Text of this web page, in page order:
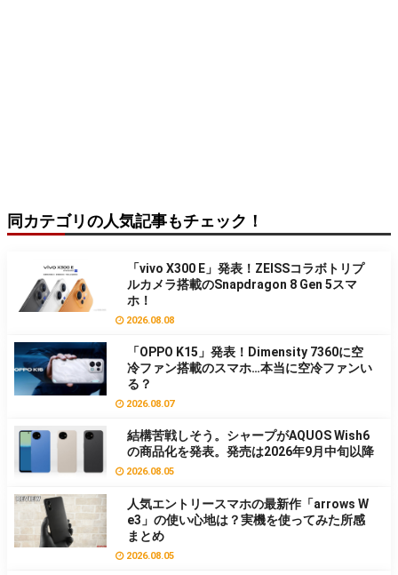
同カテゴリの人気記事もチェック！
「vivo X300 E」発表！ZEISSコラボトリプ
ルカメラ搭載のSnapdragon 8 Gen 5スマ
ホ！
2026.08.08
「OPPO K15」発表！Dimensity 7360に空
冷ファン搭載のスマホ…本当に空冷ファンい
る？
2026.08.07
結構苦戦しそう。シャープがAQUOS Wish6
の商品化を発表。発売は2026年9月中旬以降
2026.08.05
人気エントリースマホの最新作「arrows W
e3」の使い心地は？実機を使ってみた所感
まとめ
2026.08.05